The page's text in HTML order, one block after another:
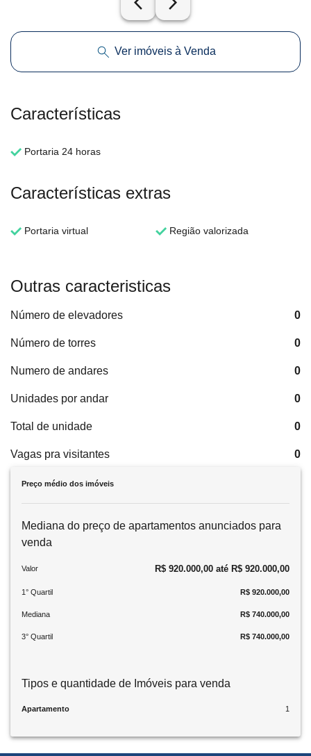
Ver imóveis à Venda
Características
Portaria 24 horas
Características extras
Portaria virtual Região valorizada
Outras caracteristicas
Número de elevadores 0
Número de torres 0
Numero de andares 0
Unidades por andar 0
Total de unidade 0
Vagas pra visitantes 0
Preço médio dos imóveis
Mediana do preço de apartamentos anunciados para
venda
Valor R$ 920.000,00 até R$ 920.000,00
1° Quartil R$ 920.000,00
Mediana R$ 740.000,00
3° Quartil R$ 740.000,00
Tipos e quantidade de Imóveis para venda
Apartamento 1